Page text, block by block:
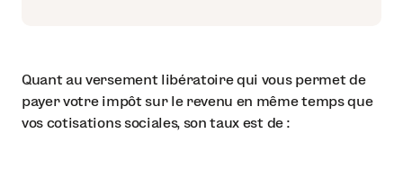
Quant au versement libératoire qui vous permet de
payer votre impôt sur le revenu en même temps que
vos cotisations sociales, son taux est de :